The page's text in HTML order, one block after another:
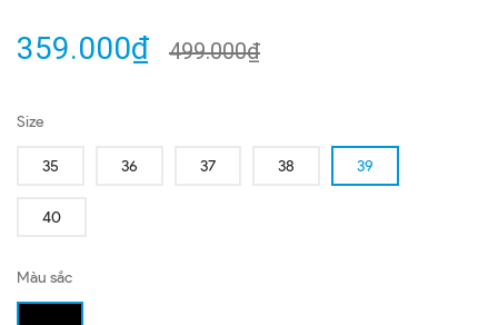
359.000₫ 499.000₫
Size
35 36 37 38 39
40
Màu sắc